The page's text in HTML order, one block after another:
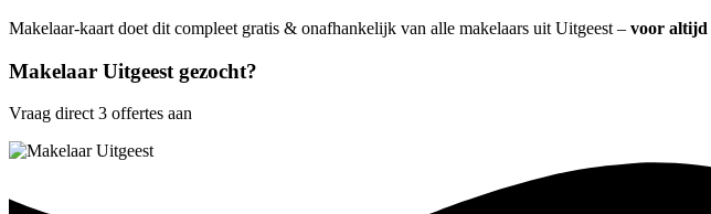
Makelaar-kaart doet dit compleet gratis & onafhankelijk van alle makelaars uit Uitgeest – voor altijd
Makelaar Uitgeest gezocht?
Vraag direct 3 offertes aan